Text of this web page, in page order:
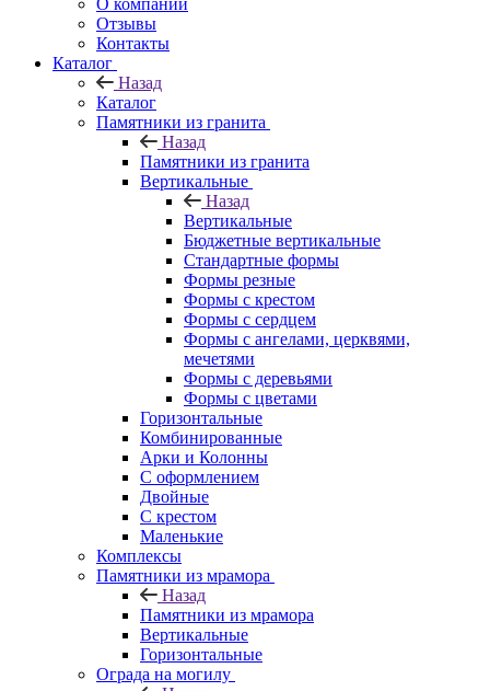
О компании
Отзывы
Контакты
Каталог
Назад
Каталог
Памятники из гранита
Назад
Памятники из гранита
Вертикальные
Назад
Вертикальные
Бюджетные вертикальные
Стандартные формы
Формы резные
Формы с крестом
Формы с сердцем
Формы с ангелами, церквями,
мечетями
Формы с деревьями
Формы с цветами
Горизонтальные
Комбинированные
Арки и Колонны
С оформлением
Двойные
С крестом
Маленькие
Комплексы
Памятники из мрамора
Назад
Памятники из мрамора
Вертикальные
Горизонтальные
Ограда на могилу